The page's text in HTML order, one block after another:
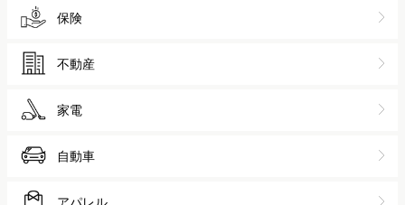
保険
不動産
家電
自動車
アパレル